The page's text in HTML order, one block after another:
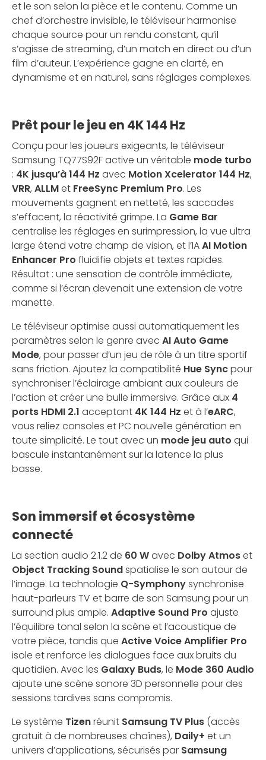
et le son selon la pièce et le contenu. Comme un
chef d’orchestre invisible, le téléviseur harmonise
chaque source pour un rendu constant, qu’il
s’agisse de streaming, d’un match en direct ou d’un
film d’auteur. L’expérience gagne en clarté, en
dynamisme et en naturel, sans réglages complexes.
Prêt pour le jeu en 4K 144 Hz
Conçu pour les joueurs exigeants, le téléviseur
Samsung TQ77S92F active un véritable mode turbo
: 4K jusqu’à 144 Hz avec Motion Xcelerator 144 Hz,
VRR, ALLMet FreeSync Premium Pro. Les
mouvements gagnent en netteté, les saccades
s’effacent, la réactivité grimpe. La Game Bar
centralise les réglages en surimpression, la vue ultra
large étend votre champ de vision, et l’IAAI Motion
Enhancer Pro fluidifie objets et textes rapides.
Résultat : une sensation de contrôle immédiate,
comme si l’écran devenait une extension de votre
manette.
Le téléviseur optimise aussi automatiquement les
paramètres selon le genre avec AI Auto Game
Mode, pour passer d’un jeu de rôle à un titre sportif
sans friction. Ajoutez la compatibilité Hue Syncpour
synchroniser l’éclairage ambiant aux couleurs de
l’action et créer une bulle immersive. Grâce aux 4
ports HDMI 2.1 acceptant 4K 144 Hz et à l’eARC,
vous reliez consoles et PC nouvelle génération en
toute simplicité. Le tout avec un mode jeu auto qui
bascule instantanément sur la latence la plus
basse.
Son immersif et écosystème
connecté
La section audio 2.1.2 de 60 Wavec Dolby Atmoset
Object Tracking Soundspatialise le son autour de
l’image. La technologie Q-Symphonysynchronise
haut-parleurs TV et barre de son Samsung pour un
surround plus ample. Adaptive Sound Pro ajuste
l’équilibre tonal selon la scène et l’acoustique de
votre pièce, tandis que Active Voice Amplifier Pro
isole et renforce les dialogues face aux bruits du
quotidien. Avec les Galaxy Buds, le Mode 360 Audio
ajoute une scène sonore 3D personnelle pour des
sessions tardives sans compromis.
Le système Tizenréunit Samsung TV Plus (accès
gratuit à de nombreuses chaînes), Daily+ et un
univers d’applications, sécurisés par Samsung